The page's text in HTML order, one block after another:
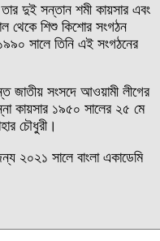
দুই সন্তান শমী কায়সার এবং
থেকে শিশু কিশোর সংগঠন
সালে তিনি এই সংগঠনের
জাতীয় সংসদে আওয়ামী লীগের
কায়সার ১৯৫০ সালের ২৫ মে
চৌধুরী।
২০২১ সালে বাংলা একাডেমি